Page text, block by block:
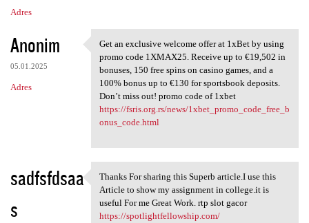
Adres
Anonim
05.01.2025
Adres
Get an exclusive welcome
Get an exclusive welcome offer at 1xBet by using
promo code 1XMAX25. Receive up to €19,502 in
bonuses, 150 free spins on casino games, and a
100% bonus up to €130 for sportsbook deposits.
Don’t miss out! promo code of 1xbet
https://fsris.org.rs/news/1xbet_promo_code_free_b
onus_code.html
sadfsfdsaa
s
Thanks For sharing this
Thanks For sharing this Superb article.I use this
Article to show my assignment in college.it is
useful For me Great Work. rtp slot gacor
https://spotlightfellowship.com/